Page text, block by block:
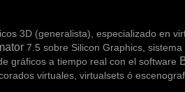
3D (generalista), especializado en
7.5 sobre Silicon Graphics,
gráficos a tiempo real con el software
virtuales, virtualsets ó